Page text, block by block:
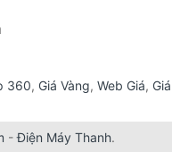
360, Giá Vàng, Web Giá, Giá
-Điện Máy Thanh.